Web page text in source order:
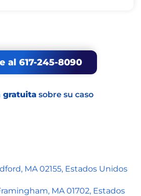
al 617-245-8090
gratuita sobre su caso
MA 02155, Estados Unidos
MA 01702, Estados